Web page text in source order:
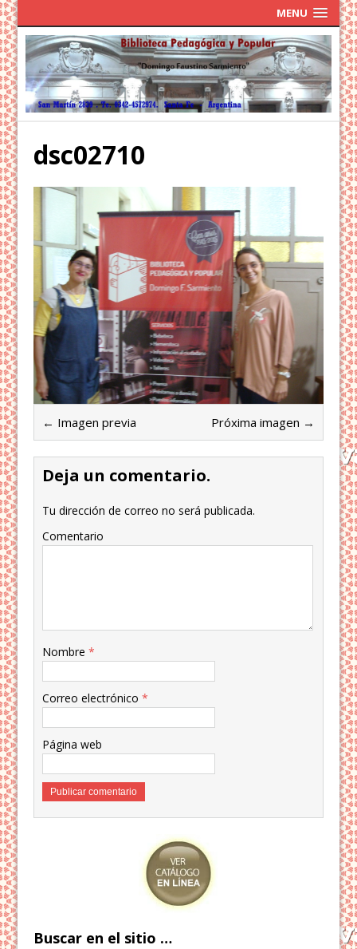
MENU
dsc02710
← Imagen previa Próxima imagen →
Deja un comentario.
Tu dirección de correo no será publicada.
Comentario
Nombre*
Correo electrónico*
Página web
Buscar en el sitio …